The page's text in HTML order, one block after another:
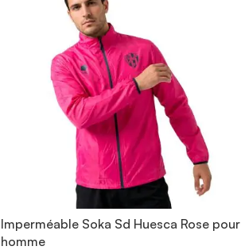
Imperméable Soka Sd Huesca Rose pour
homme